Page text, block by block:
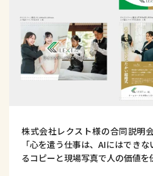
株式会社レクスト様の合同説明
「心を遣う仕事は、AIにはでき
るコピーと現場写真で人の価値